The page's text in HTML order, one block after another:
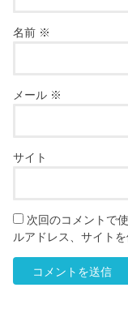
名前 ※
メール ※
サイト
次回のコメントで
ルアドレス、サイトを